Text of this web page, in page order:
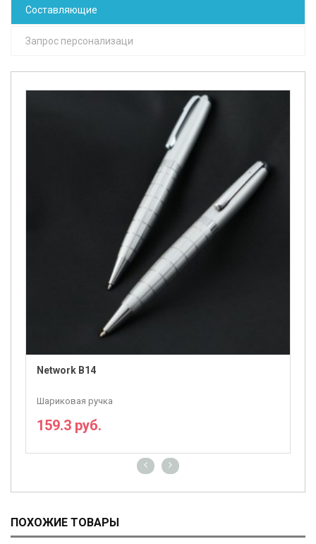
Составляющие
Запрос персонализаци
Network B14
Шариковая ручка
159.3 руб.
ПОХОЖИЕ ТОВАРЫ